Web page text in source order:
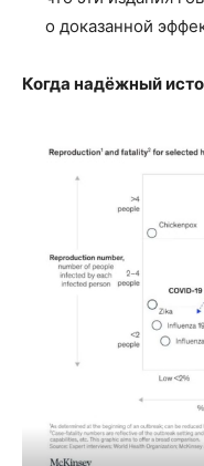
о доказанной
Когда надёжный